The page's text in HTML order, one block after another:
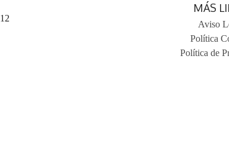
MÁS
Aviso
Política
Política de